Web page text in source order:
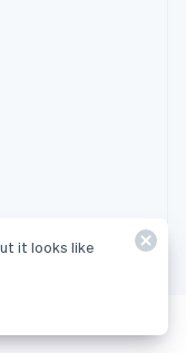
it looks like